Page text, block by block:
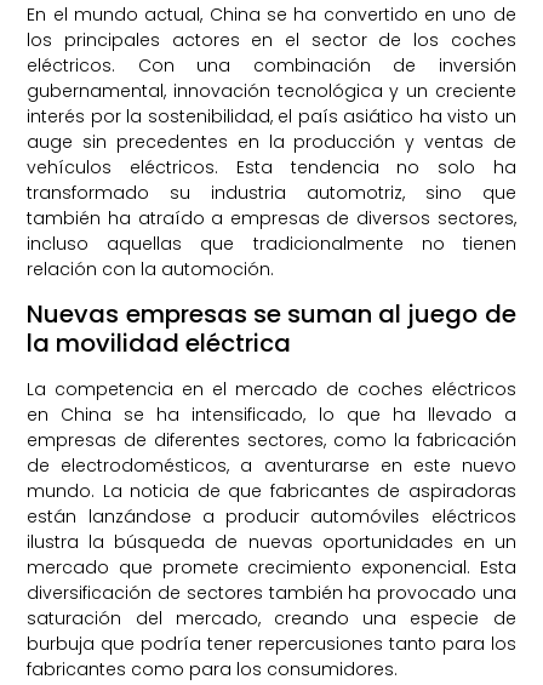
En el mundo actual, China se ha convertido en uno de
los principales actores en el sector de los coches
eléctricos. Con una combinación de inversión
gubernamental, innovación tecnológica y un creciente
interés por la sostenibilidad, el país asiático ha visto un
auge sin precedentes en la producción y ventas de
vehículos eléctricos. Esta tendencia no solo ha
transformado su industria automotriz, sino que
también ha atraído a empresas de diversos sectores,
incluso aquellas que tradicionalmente no tienen
relación con la automoción.
Nuevas empresas se suman al juego de
la movilidad eléctrica
La competencia en el mercado de coches eléctricos
en China se ha intensificado, lo que ha llevado a
empresas de diferentes sectores, como la fabricación
de electrodomésticos, a aventurarse en este nuevo
mundo. La noticia de que fabricantes de aspiradoras
están lanzándose a producir automóviles eléctricos
ilustra la búsqueda de nuevas oportunidades en un
mercado que promete crecimiento exponencial. Esta
diversificación de sectores también ha provocado una
saturación del mercado, creando una especie de
burbuja que podría tener repercusiones tanto para los
fabricantes como para los consumidores.